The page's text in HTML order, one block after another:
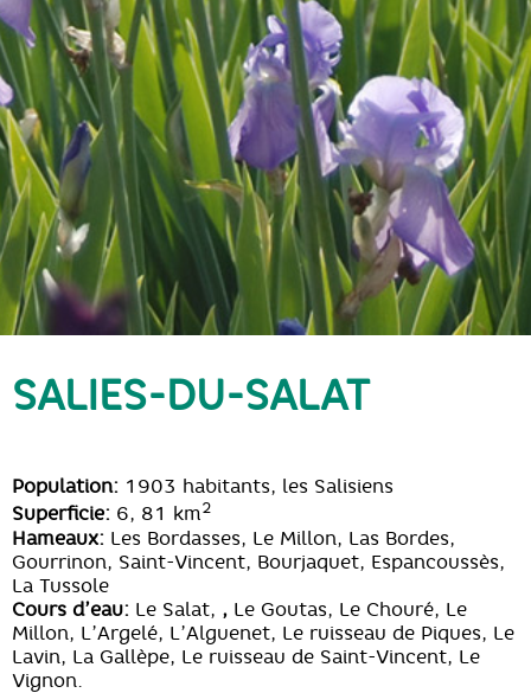
SALIES-DU-SALAT
Population: 1903 habitants, les Salisiens
Superficie: 6, 81 km2
Hameaux: Les Bordasses, Le Millon, Las Bordes,
Gourrinon, Saint-Vincent, Bourjaquet, Espancoussès,
La Tussole
Cours d’eau: Le Salat, , Le Goutas, Le Chouré, Le
Millon, L’Argelé, L’Alguenet, Le ruisseau de Piques, Le
Lavin, La Gallèpe, Le ruisseau de Saint-Vincent, Le
Vignon.